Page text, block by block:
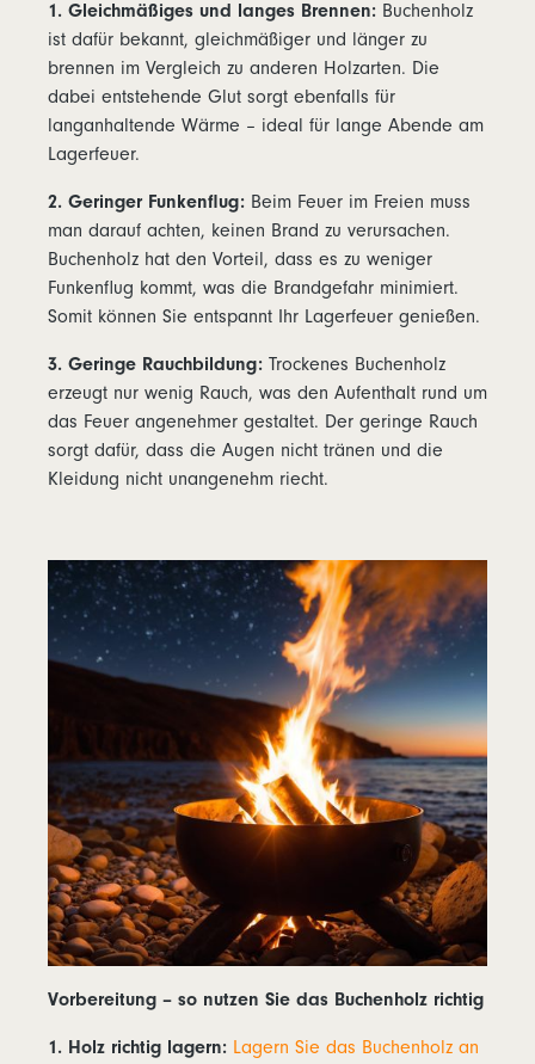
1. Gleichmäßiges und langes Brennen: Buchenholz
ist dafür bekannt, gleichmäßiger und länger zu
brennen im Vergleich zu anderen Holzarten. Die
dabei entstehende Glut sorgt ebenfalls für
langanhaltende Wärme – ideal für lange Abende am
Lagerfeuer.
2. Geringer Funkenflug: Beim Feuer im Freien muss
man darauf achten, keinen Brand zu verursachen.
Buchenholz hat den Vorteil, dass es zu weniger
Funkenflug kommt, was die Brandgefahr minimiert.
Somit können Sie entspannt Ihr Lagerfeuer genießen.
3. Geringe Rauchbildung: Trockenes Buchenholz
erzeugt nur wenig Rauch, was den Aufenthalt rund um
das Feuer angenehmer gestaltet. Der geringe Rauch
sorgt dafür, dass die Augen nicht tränen und die
Kleidung nicht unangenehm riecht.
Vorbereitung – so nutzen Sie das Buchenholz richtig
1. Holz richtig lagern: Lagern Sie das Buchenholz an